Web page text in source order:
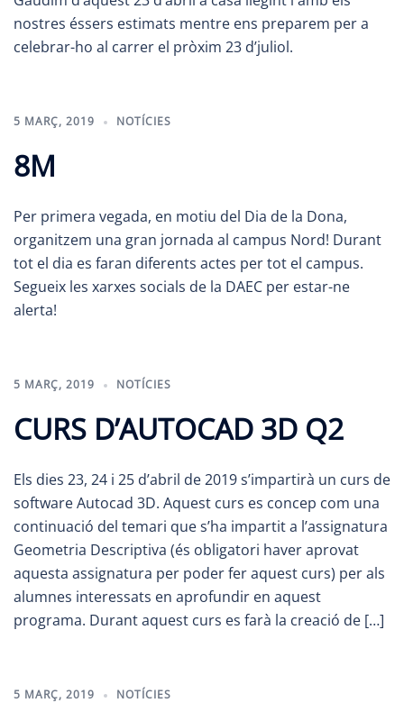
nostres éssers estimats mentre ens preparem per a
celebrar-ho al carrer el pròxim 23 d’juliol.
5 MARÇ, 2019 NOTÍCIES
8M
Per primera vegada, en motiu del Dia de la Dona,
organitzem una gran jornada al campus Nord! Durant
tot el dia es faran diferents actes per tot el campus.
Segueix les xarxes socials de la DAEC per estar-ne
alerta!
5 MARÇ, 2019 NOTÍCIES
CURS D’AUTOCAD 3D Q2
Els dies 23, 24 i 25 d’abril de 2019 s’impartirà un curs de
software Autocad 3D. Aquest curs es concep com una
continuació del temari que s’ha impartit a l’assignatura
Geometria Descriptiva (és obligatori haver aprovat
aquesta assignatura per poder fer aquest curs) per als
alumnes interessats en aprofundir en aquest
programa. Durant aquest curs es farà la creació de […]
5 MARÇ, 2019 NOTÍCIES